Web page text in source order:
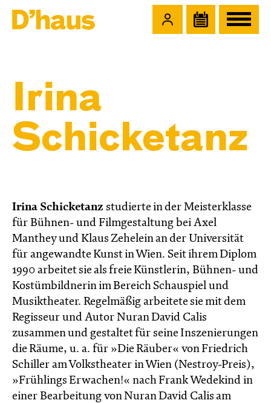
Irina
Schicketanz
Irina Schicketanz studierte in der Meisterklasse
für Bühnen- und Filmgestaltung bei Axel
Manthey und Klaus Zehelein an der Universität
für angewandte Kunst in Wien. Seit ihrem Diplom
1990 arbeitet sie als freie Künstlerin, Bühnen- und
Kostümbildnerin im Bereich Schauspiel und
Musiktheater. Regelmäßig arbeitete sie mit dem
Regisseur und Autor Nuran David Calis
zusammen und gestaltet für seine Inszenierungen
die Räume, u. a. für »Die Räuber« von Friedrich
Schiller am Volkstheater in Wien (Nestroy-Preis),
»Frühlings Erwachen!« nach Frank Wedekind in
einer Bearbeitung von Nuran David Calis am